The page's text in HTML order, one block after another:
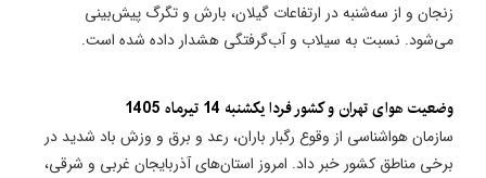
زنجان و از سه‌شنبه در ارتفاعات گیلان، بارش و تگرگ پیش‌بینی
می‌شود. نسبت به سیلاب و آب‌گرفتگی هشدار داده شده است.
وضعیت هوای تهران و کشور فردا یکشنبه 14 تیرماه 1405
سازمان هواشناسی از وقوع رگبار باران، رعد و برق و وزش باد شدید در
برخی مناطق کشور خبر داد. امروز استان‌های آذربایجان غربی و شرقی،